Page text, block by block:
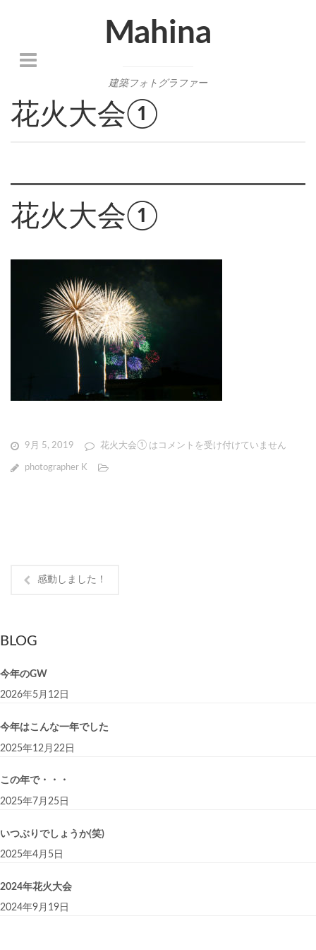
Mahina
建築フォトグラファー
花火大会①
花火大会①
9月 5, 2019 花火大会① は コメントを受け付けていません
photographer K
感動しました！
BLOG
今年のGW
2026年5月12日
今年はこんな一年でした
2025年12月22日
この年で・・・
2025年7月25日
いつぶりでしょうか(笑)
2025年4月5日
2024年花火大会
2024年9月19日